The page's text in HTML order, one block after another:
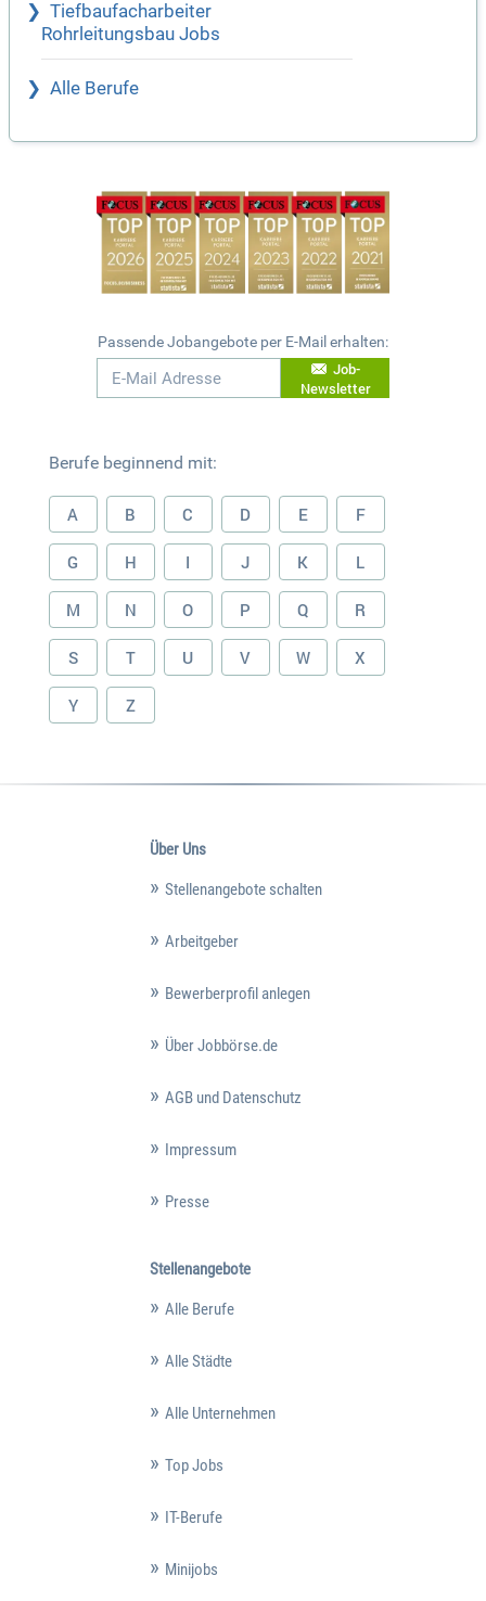
Tiefbaufacharbeiter
Rohrleitungsbau Jobs
Alle Berufe
Passende Jobangebote per E-Mail erhalten:
Job-
Newsletter
Berufe beginnend mit:
A B C D E F
G H I J K L
M N O P Q R
S T U V W X
Y Z
Über Uns
Stellenangebote schalten
Arbeitgeber
Bewerberprofil anlegen
Über Jobbörse.de
AGB und Datenschutz
Impressum
Presse
Stellenangebote
Alle Berufe
Alle Städte
Alle Unternehmen
Top Jobs
IT-Berufe
Minijobs